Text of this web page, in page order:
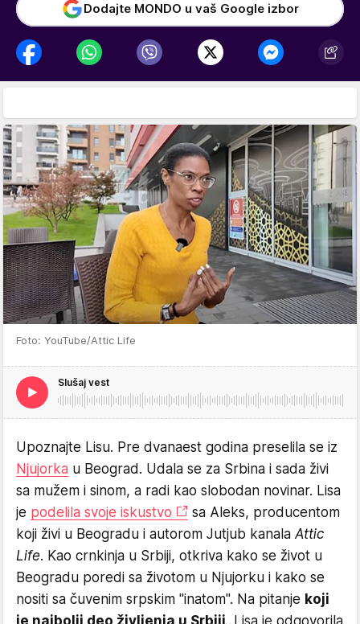
Dodajte MONDO u vaš Google izbor
Foto: YouTube/Attic Life
Slušaj vest
Upoznajte Lisu. Pre dvanaest godina preselila se iz
Njujorka u Beograd. Udala se za Srbina i sada živi
sa mužem i sinom, a radi kao slobodan novinar. Lisa
je podelila svoje iskustvo
sa Aleks, producentom
koji živi u Beogradu i autorom Jutjub kanala Attic
Life. Kao crnkinja u Srbiji, otkriva kako se život u
Beogradu poredi sa životom u Njujorku i kako se
nositi sa čuvenim srpskim "inatom". Na pitanje koji
je najbolji deo življenja u Srbiji, Lisa je odgovorila